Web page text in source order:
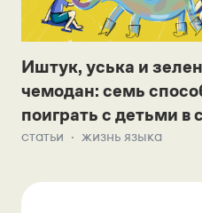
Иштук, уська и
чемодан: семь
поиграть с детьми в
статьи жизнь языка